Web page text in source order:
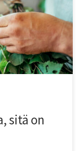
jonka
sitä on